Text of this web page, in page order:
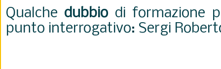
Qualche dubbiodi formazione
punto interrogativo: Sergi